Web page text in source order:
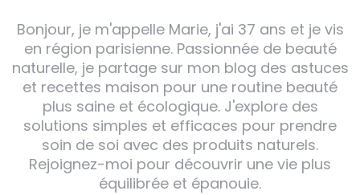
Bonjour, je m'appelle Marie, j'ai 37 ans et je vis
en région parisienne. Passionnée de beauté
naturelle, je partage sur mon blog des astuces
et recettes maison pour une routine beauté
plus saine et écologique. J'explore des
solutions simples et efficaces pour prendre
soin de soi avec des produits naturels.
Rejoignez-moi pour découvrir une vie plus
équilibrée et épanouie.